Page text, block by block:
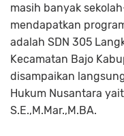
masih banyak
mendapatkan
adalah SDN 305
Kecamatan Bajo
disampaikan
Hukum Nusantara
S.E.,M.Mar.,M.BA.